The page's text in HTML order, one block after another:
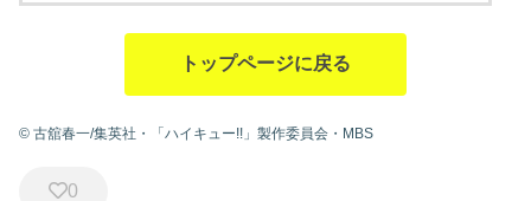
トップページに戻る
© 古舘春一/集英社・「ハイキュー!!」製作委員会・MBS
0